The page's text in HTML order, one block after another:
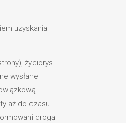
uzyskania
życiorys
wysłane
aż do czasu
drogą